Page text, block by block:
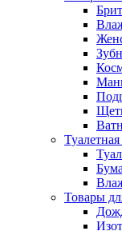
Товары